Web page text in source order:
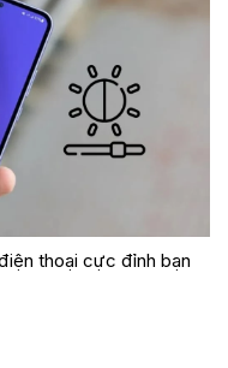
thoại cực đỉnh bạn